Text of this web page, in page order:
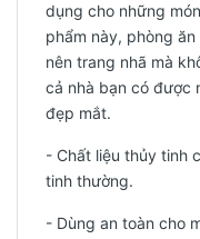
dụng cho những
phẩm này, phòng
nên trang nhã mà
cả nhà bạn có được
đẹp mắt.
- Chất liệu thủy tinh
tinh thường.
- Dùng an toàn cho